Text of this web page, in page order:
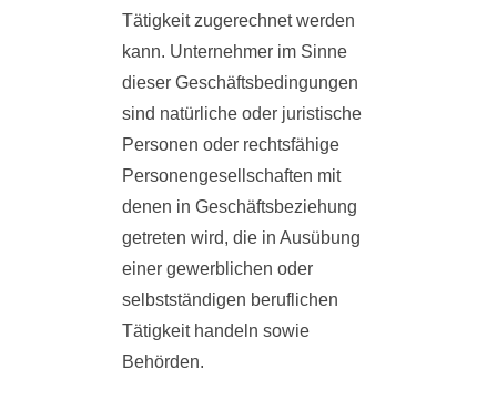
Tätigkeit zugerechnet werden
kann. Unternehmer im Sinne
dieser Geschäftsbedingungen
sind natürliche oder juristische
Personen oder rechtsfähige
Personengesellschaften mit
denen in Geschäftsbeziehung
getreten wird, die in Ausübung
einer gewerblichen oder
selbstständigen beruflichen
Tätigkeit handeln sowie
Behörden.